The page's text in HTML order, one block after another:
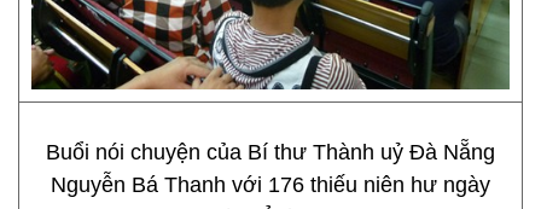
Buổi nói chuyện của Bí thư Thành uỷ Đà Nẵng
Nguyễn Bá Thanh với 176 thiếu niên hư ngày